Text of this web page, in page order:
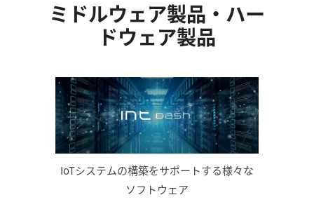
ミドルウェア製品・ハー
ドウェア製品
IoTシステムの構築をサポートする様々な
ソフトウェア